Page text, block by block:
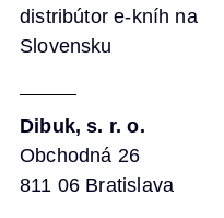
distribútor e-kníh na
Slovensku
Dibuk, s. r. o.
Obchodná 26
811 06 Bratislava